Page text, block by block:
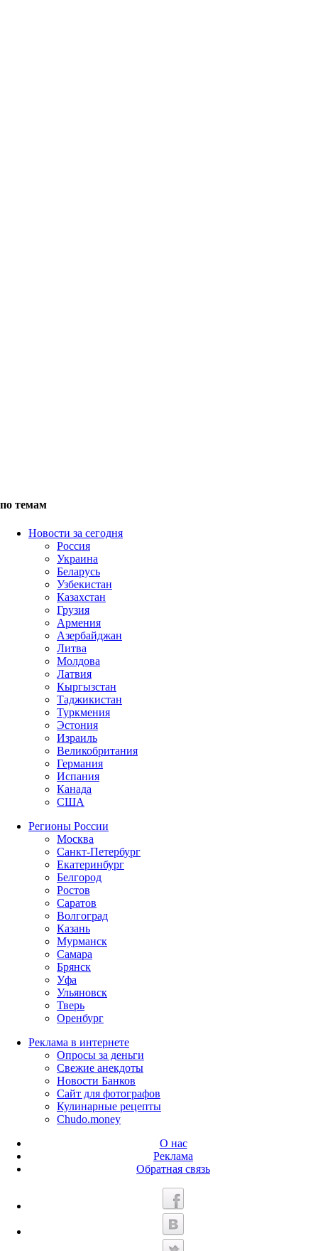
по темам
Новости за сегодня
Россия
Украина
Беларусь
Узбекистан
Казахстан
Грузия
Армения
Азербайджан
Литва
Молдова
Латвия
Кыргызстан
Таджикистан
Туркмения
Эстония
Израиль
Великобритания
Германия
Испания
Канада
США
Регионы России
Москва
Санкт-Петербург
Екатеринбург
Белгород
Ростов
Саратов
Волгоград
Казань
Мурманск
Самара
Брянск
Уфа
Ульяновск
Тверь
Оренбург
Реклама в интернете
Опросы за деньги
Свежие анекдоты
Новости Банков
Сайт для фотографов
Кулинарные рецепты
Chudo.money
О нас
Реклама
Обратная связь